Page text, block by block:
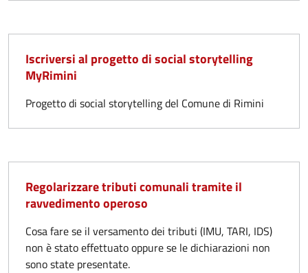
Iscriversi al progetto di social storytelling
MyRimini
Progetto di social storytelling del Comune di Rimini
Regolarizzare tributi comunali tramite il
ravvedimento operoso
Cosa fare se il versamento dei tributi (IMU, TARI, IDS)
non è stato effettuato oppure se le dichiarazioni non
sono state presentate.